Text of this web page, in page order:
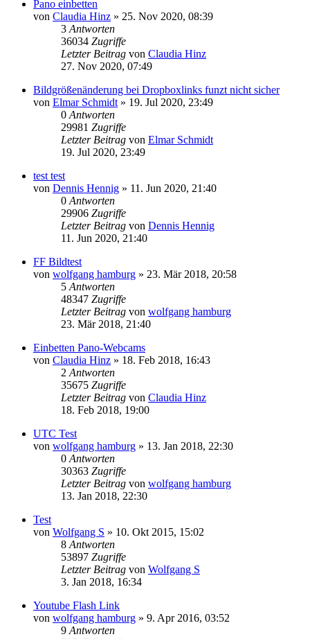
Pano einbetten
von Claudia Hinz » 25. Nov 2020, 08:39
3 Antworten
36034 Zugriffe
Letzter Beitrag von Claudia Hinz
27. Nov 2020, 07:49
Bildgrößenänderung bei Dropboxlinks funzt nicht sicher
von Elmar Schmidt » 19. Jul 2020, 23:49
0 Antworten
29981 Zugriffe
Letzter Beitrag von Elmar Schmidt
19. Jul 2020, 23:49
test test
von Dennis Hennig » 11. Jun 2020, 21:40
0 Antworten
29906 Zugriffe
Letzter Beitrag von Dennis Hennig
11. Jun 2020, 21:40
FF Bildtest
von wolfgang hamburg » 23. Mär 2018, 20:58
5 Antworten
48347 Zugriffe
Letzter Beitrag von wolfgang hamburg
23. Mär 2018, 21:40
Einbetten Pano-Webcams
von Claudia Hinz » 18. Feb 2018, 16:43
2 Antworten
35675 Zugriffe
Letzter Beitrag von Claudia Hinz
18. Feb 2018, 19:00
UTC Test
von wolfgang hamburg » 13. Jan 2018, 22:30
0 Antworten
30363 Zugriffe
Letzter Beitrag von wolfgang hamburg
13. Jan 2018, 22:30
Test
von Wolfgang S » 10. Okt 2015, 15:02
8 Antworten
53897 Zugriffe
Letzter Beitrag von Wolfgang S
3. Jan 2018, 16:34
Youtube Flash Link
von wolfgang hamburg » 9. Apr 2016, 03:52
9 Antworten